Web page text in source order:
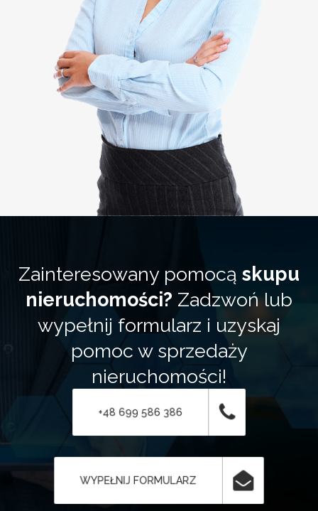
Zainteresowany pomocą skupu
nieruchomości? Zadzwoń lub
wypełnij formularz i uzyskaj
pomoc w sprzedaży
nieruchomości!
+48 699 586 386
WYPEŁNIJ FORMULARZ